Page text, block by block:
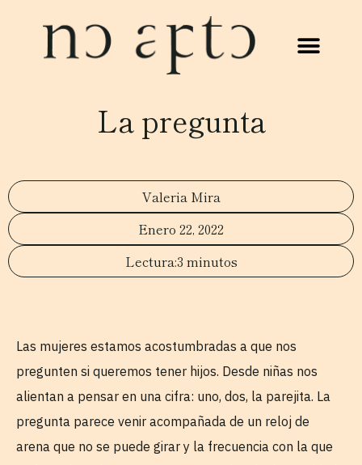
La pregunta
Valeria Mira
Enero 22, 2022
3 minutos
Las mujeres estamos acostumbradas a que nos
pregunten si queremos tener hijos. Desde niñas nos
alientan a pensar en una cifra: uno, dos, la parejita. La
pregunta parece venir acompañada de un reloj de
arena que no se puede girar y la frecuencia con la que